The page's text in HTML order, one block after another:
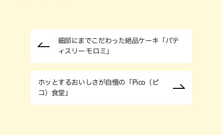
細部にまでこだわった絶品ケーキ「パテ
ィスリー モロミ」
ホッとするおいしさが自慢の「Pico（ピ
コ）食堂」